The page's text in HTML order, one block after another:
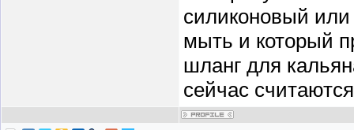
силиконовый или
мыть и который
шланг для
сейчас